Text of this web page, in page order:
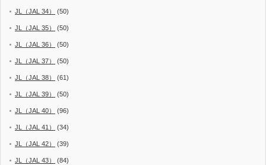
JL（JAL 34） (50)
JL（JAL 35） (50)
JL（JAL 36） (50)
JL（JAL 37） (50)
JL（JAL 38） (61)
JL（JAL 39） (50)
JL（JAL 40） (96)
JL（JAL 41） (34)
JL（JAL 42） (39)
JL（JAL 43） (84)